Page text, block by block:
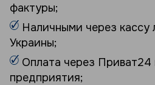
фактуры;
Наличными через кассу
Украины;
Оплата через Приват24
предприятия;